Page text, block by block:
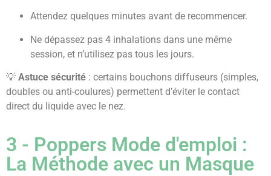
Attendez quelques minutes avant de recommencer.
Ne dépassez pas 4 inhalations dans une même
session, et n’utilisez pas tous les jours.
💡 Astuce sécurité : certains bouchons diffuseurs (simples,
doubles ou anti-coulures) permettent d’éviter le contact
direct du liquide avec le nez.
3 - Poppers Mode d'emploi :
La Méthode avec un Masque